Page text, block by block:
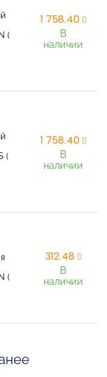
(
1 758,40
В
наличии
(
1 758,40
В
наличии
(
312,48
В
наличии